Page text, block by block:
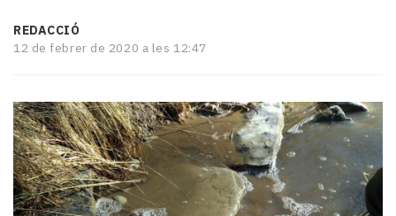
Esports
Mai
i
mitjans
El
temps
Reportatges
Entrevistes
REDACCIÓ
12 de febrer de 2020 a les 12:47